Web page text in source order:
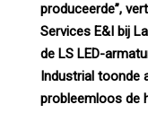
produceerde”,
Services E&I bij
de LS LED-
Industrial toonde
probleemloos de